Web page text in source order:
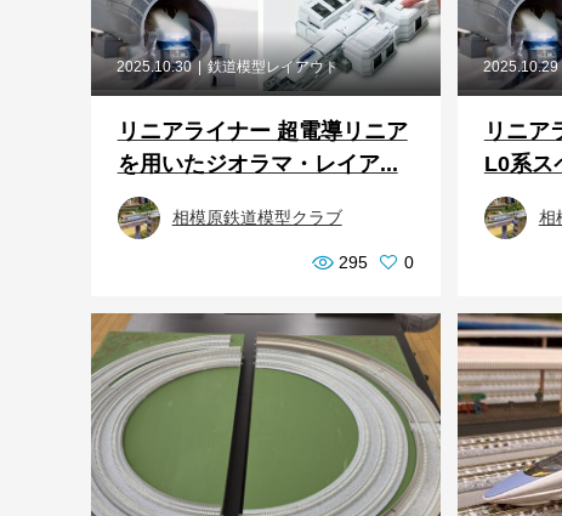
2025.10.30 鉄道模型レイアウト
リニアライナー 超電導リニア
を用いたジオラマ・レイア...
相模原鉄道模型クラブ
295 0
2025.10.29
リニア
L0系ス
相